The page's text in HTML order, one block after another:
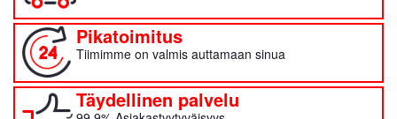
Pikatoimitus
Tiimimme on valmis auttamaan sinua
Täydellinen palvelu